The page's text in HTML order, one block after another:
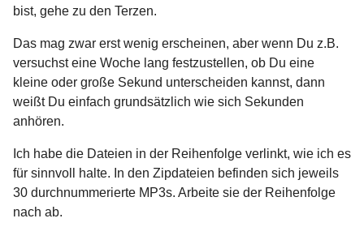
bist, gehe zu den Terzen.
Das mag zwar erst wenig erscheinen, aber wenn Du z.B.
versuchst eine Woche lang festzustellen, ob Du eine
kleine oder große Sekund unterscheiden kannst, dann
weißt Du einfach grundsätzlich wie sich Sekunden
anhören.
Ich habe die Dateien in der Reihenfolge verlinkt, wie ich es
für sinnvoll halte. In den Zipdateien befinden sich jeweils
30 durchnummerierte MP3s. Arbeite sie der Reihenfolge
nach ab.